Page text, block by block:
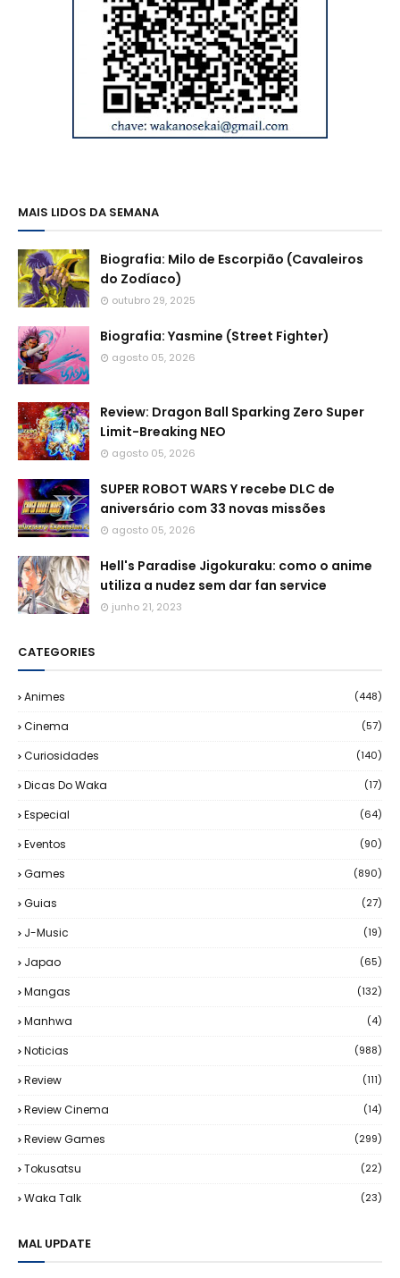
MAIS LIDOS DA SEMANA
Biografia: Milo de Escorpião (Cavaleiros
do Zodíaco)
outubro 29, 2025
Biografia: Yasmine (Street Fighter)
agosto 05, 2026
Review: Dragon Ball Sparking Zero Super
Limit-Breaking NEO
agosto 05, 2026
SUPER ROBOT WARS Y recebe DLC de
aniversário com 33 novas missões
agosto 05, 2026
Hell's Paradise Jigokuraku: como o anime
utiliza a nudez sem dar fan service
junho 21, 2023
CATEGORIES
Animes (448)
Cinema (57)
Curiosidades (140)
Dicas Do Waka (17)
Especial (64)
Eventos (90)
Games (890)
Guias (27)
J-Music (19)
Japao (65)
Mangas (132)
Manhwa (4)
Noticias (988)
Review (111)
Review Cinema (14)
Review Games (299)
Tokusatsu (22)
Waka Talk (23)
MAL UPDATE